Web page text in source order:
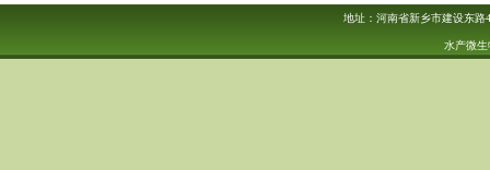
地址：河南省新乡市建设东路
水产微